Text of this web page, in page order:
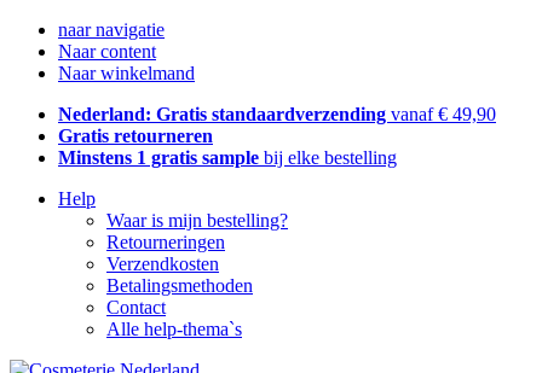
naar navigatie
Naar content
Naar winkelmand
Nederland: Gratis standaardverzending vanaf € 49,90
Gratis retourneren
Minstens 1 gratis sample bij elke bestelling
Help
Waar is mijn bestelling?
Retourneringen
Verzendkosten
Betalingsmethoden
Contact
Alle help-thema`s